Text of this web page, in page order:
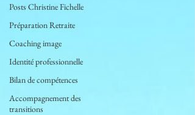
Posts Christine Fichelle
Préparation Retraite
Coaching image
Identité professionnelle
Bilan de compétences
Accompagnement des
transitions